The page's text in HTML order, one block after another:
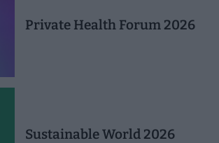
Private Health Forum 2026
Sustainable World 2026